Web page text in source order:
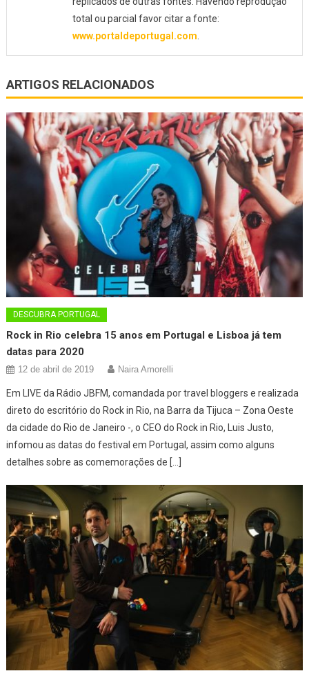
total ou parcial favor citar a fonte:
www.portaldeportugal.com
ARTIGOS RELACIONADOS
DESCUBRA PORTUGAL
Rock in Rio celebra 15 anos em Portugal e Lisboa já tem
datas para 2020
12 de abril de 2019 Naira Amorelli
Em LIVE da Rádio JBFM, comandada por travel bloggers e realizada
direto do escritório do Rock in Rio, na Barra da Tijuca – Zona Oeste
da cidade do Rio de Janeiro -, o CEO do Rock in Rio, Luis Justo,
infomou as datas do festival em Portugal, assim como alguns
detalhes sobre as comemorações de […]